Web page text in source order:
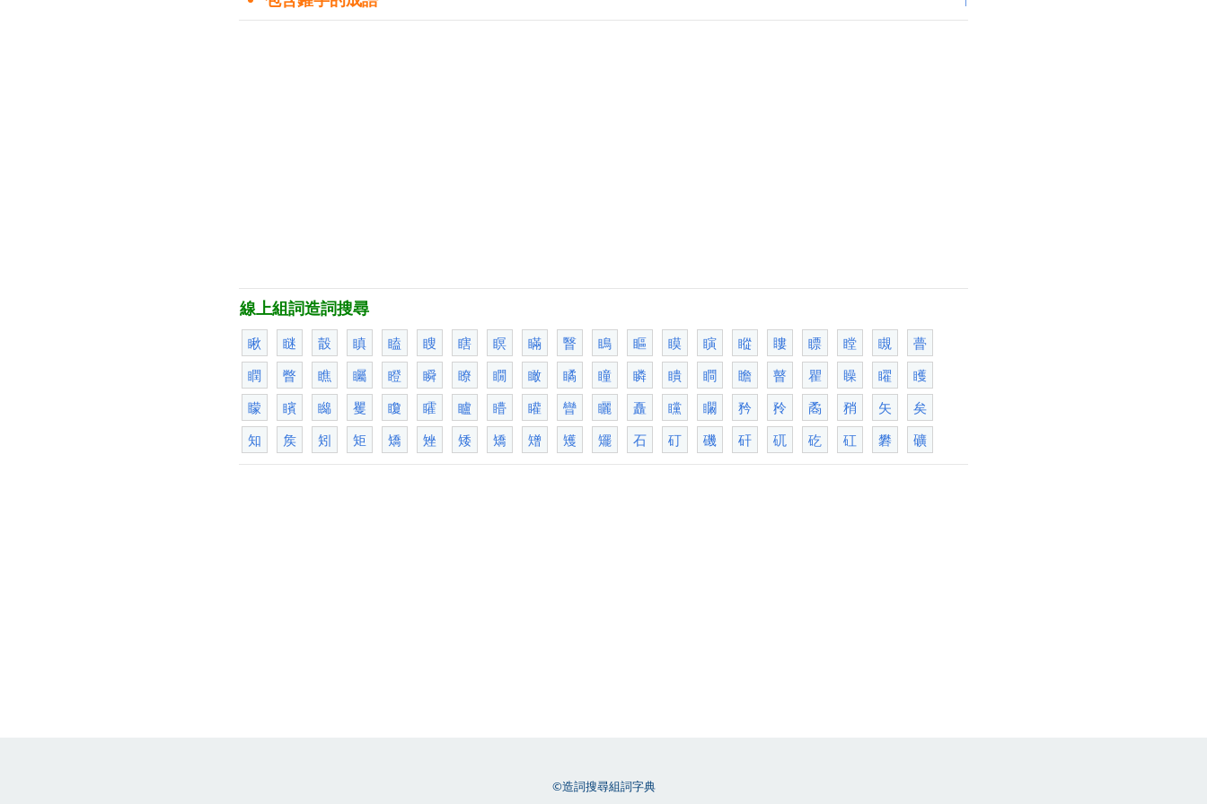
線上組詞造詞搜尋
瞅
瞇 瞉 瞋 瞌 瞍 瞎 瞑 瞞 瞖 瞗 瞘 瞙 瞚 瞛 瞜 瞟 瞠 瞡
瞢
瞤
瞥 瞧 矚 瞪 瞬 瞭 瞯 瞰 瞲 瞳 瞵 瞶 瞷 瞻 瞽 瞿 矂 矅
矆
矇
矉 矊 矍 矎 矐 矑 矒 矔 矕 矖 矗 矘 矙 矜 矝 矞 矟 矢
矣
知
矦 矧 矩 矯 矬 矮 矯 矰 矱 矲 石 矴 磯 矸 矹 矻 矼 礬 礦
©造詞搜尋組詞字典